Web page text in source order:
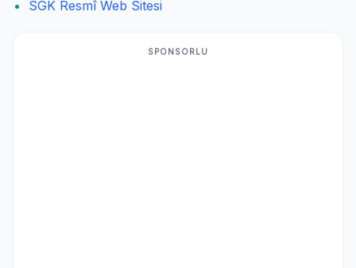
SGK Resmî Web Sitesi
SPONSORLU